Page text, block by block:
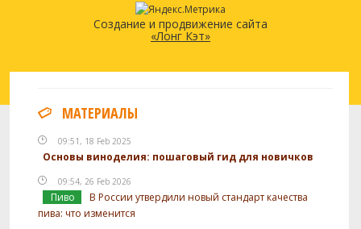
Создание и продвижение сайта
«Лонг Кэт»
МАТЕРИАЛЫ
09:51, 18 Feb 2025
Основы виноделия: пошаговый гид для новичков
09:54, 26 Feb 2026
Пиво
В России утвердили новый стандарт качества
пива: что изменится